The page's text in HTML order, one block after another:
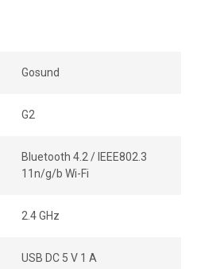
Gosund
G2
Bluetooth 4.2 / IEEE802.3
11n/g/b Wi-Fi
2.4 GHz
USB DC 5 V 1 A